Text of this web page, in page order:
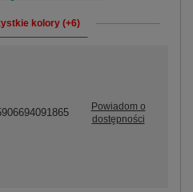
kolory (+6)
Powiadom o
dostępności